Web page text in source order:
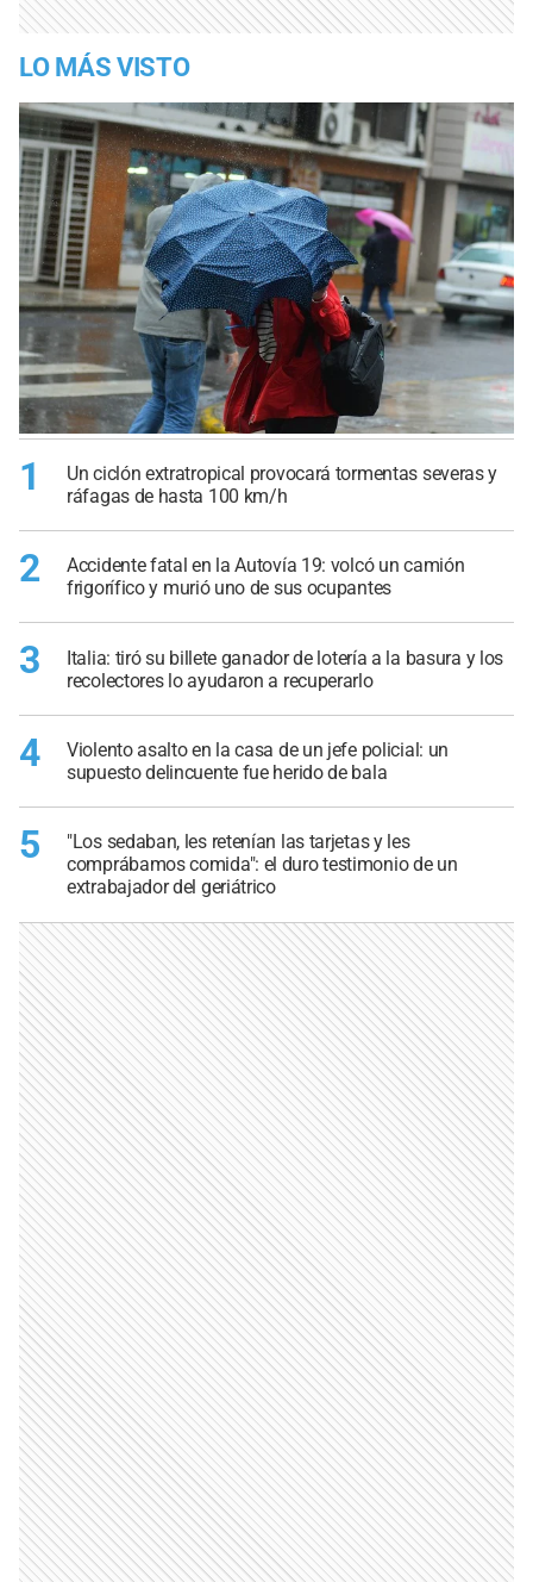
LO MÁS VISTO
1
Un ciclón extratropical provocará tormentas severas y
ráfagas de hasta 100 km/h
2
Accidente fatal en la Autovía 19: volcó un camión
frigorífico y murió uno de sus ocupantes
3
Italia: tiró su billete ganador de lotería a la basura y los
recolectores lo ayudaron a recuperarlo
4
Violento asalto en la casa de un jefe policial: un
supuesto delincuente fue herido de bala
5
"Los sedaban, les retenían las tarjetas y les
comprábamos comida": el duro testimonio de un
extrabajador del geriátrico